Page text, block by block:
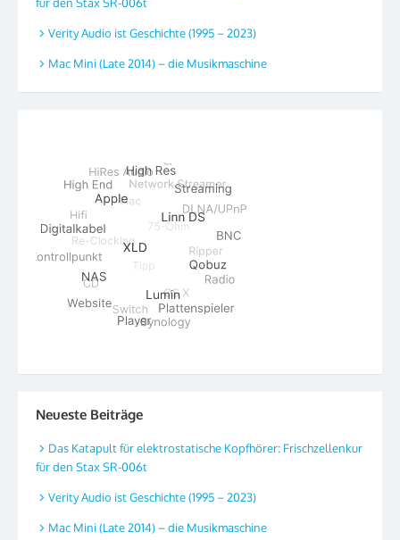
Verity Audio ist Geschichte (1995 – 2023)
Mac Mini (Late 2014) – die Musikmaschine
Neueste Beiträge
Das Katapult für elektrostatische Kopfhörer: Frischzellenkur
für den Stax SR-006t
Verity Audio ist Geschichte (1995 – 2023)
Mac Mini (Late 2014) – die Musikmaschine